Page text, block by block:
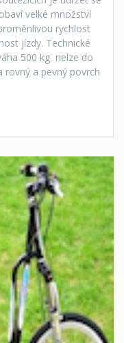
velké množství
rychlost
jízdy. Technické
500 kg nelze do
a pevný povrch